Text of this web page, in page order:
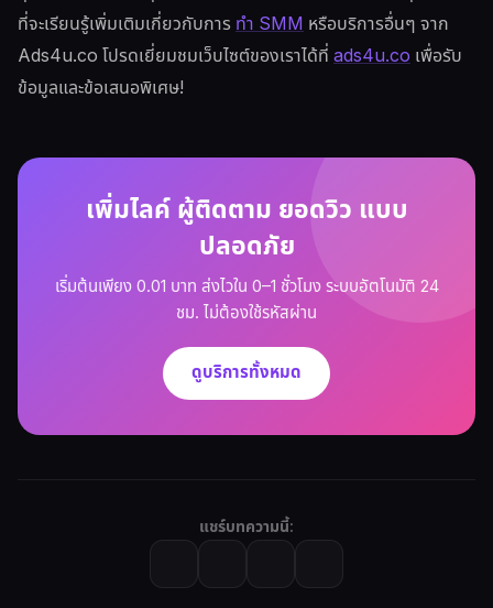
ที่จะเรียนรู้เพิ่มเติมเกี่ยวกับการทำ SMM หรือบริการอื่นๆ จาก
Ads4u.co โปรดเยี่ยมชมเว็บไซต์ของเราได้ที่ ads4u.co เพื่อรับ
ข้อมูลและข้อเสนอพิเศษ!
เพิ่มไลค์ ผู้ติดตาม ยอดวิว แบบ
ปลอดภัย
เริ่มต้นเพียง 0.01 บาท ส่งไวใน 0–1 ชั่วโมง ระบบอัตโนมัติ 24
ชม. ไม่ต้องใช้รหัสผ่าน
ดูบริการทั้งหมด
แชร์บทความนี้: